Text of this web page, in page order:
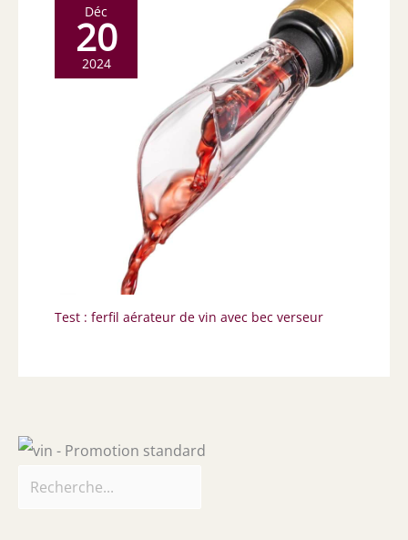
Déc
20
2024
Test : ferfil aérateur de vin avec bec verseur